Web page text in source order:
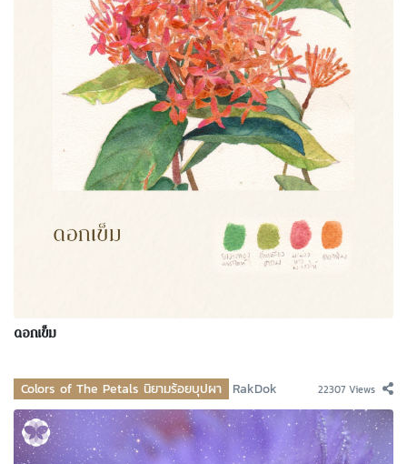
ดอกเข็ม
Colors of The Petals นิยามร้อยบุปผา RakDok 22307 Views